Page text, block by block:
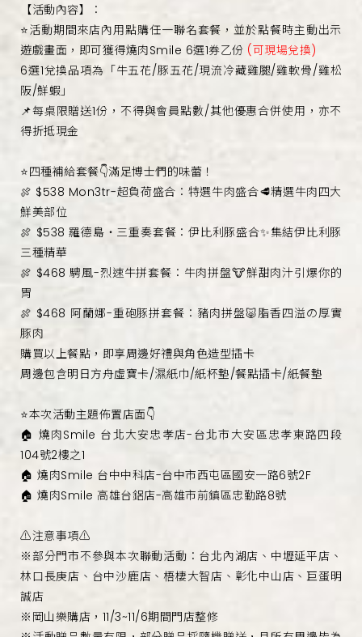
【活動內容】：
⭐活動期間來店內用點購任一聯名套餐，並於點餐時主動出示
遊戲畫面，即可獲得燒肉Smile 6選1券乙份 (可現場兌換)
6選1兌換品項為「牛五花/豚五花/現流冷藏雞腿/雞軟骨/雞松
阪/鮮蝦」
📌每桌限贈送1份，不得與會員點數/其他優惠合併使用，亦不
得折抵現金
⭐四種補給套餐👇滿足博士們的味蕾！
🍖 $538 Mon3tr-超負荷盛合：特選牛肉盛合🥩精選牛肉四大
鮮美部位
🍖 $538 羅德島・三重奏套餐：伊比利豚盛合✨集結伊比利豚
三種精華
🍖 $468 騁風-烈速牛拼套餐：牛肉拼盤🐮鮮甜肉汁引爆你的
胃
🍖 $468 阿蘭娜-重砲豚拼套餐：豬肉拼盤🐷脂香四溢の厚實
豚肉
購買以上餐點，即享周邊好禮與角色造型插卡
周邊包含明日方舟虛寶卡/濕紙巾/紙杯墊/餐點插卡/紙餐墊
⭐本次活動主題佈置店面👇
🏠 燒肉Smile 台北大安忠孝店-台北市大安區忠孝東路四段
104號2樓之1
🏠 燒肉Smile 台中中科店-台中市西屯區國安一路6號2F
🏠 燒肉Smile 高雄台鋁店-高雄市前鎮區忠勤路8號
⚠️注意事項⚠️
※部分門市不參與本次聯動活動：台北內湖店、中壢延平店、
林口長庚店、台中沙鹿店、梧棲大智店、彰化中山店、巨蛋明
誠店
※岡山樂購店，11/3~11/6期間門店整修